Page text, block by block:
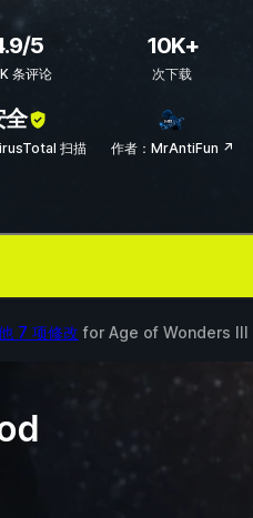
5
条评论
10K+
次下载
全
扫描 作者：MrAntiFun ↗
7 项修改 for Age of Wonders III